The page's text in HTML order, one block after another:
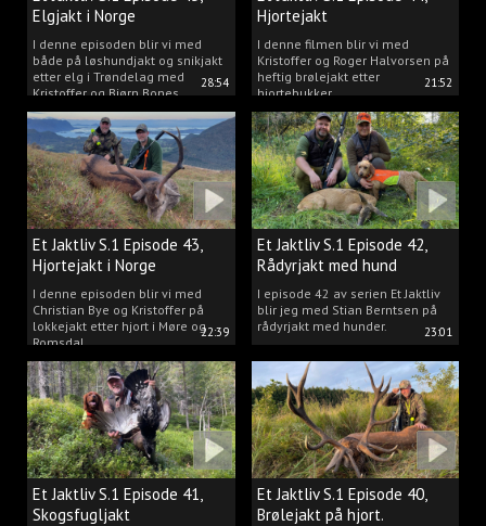
28:54
Elgjakt i Norge
I denne episoden blir vi med
både på løshundjakt og snikjakt
etter elg i Trøndelag med
Kristoffer og Bjørn Bones
21:52
Hjortejakt
I denne filmen blir vi med
Kristoffer og Roger Halvorsen på
heftig brølejakt etter
hjortebukker.
22:39
Et Jaktliv S.1 Episode 43,
Hjortejakt i Norge
I denne episoden blir vi med
Christian Bye og Kristoffer på
lokkejakt etter hjort i Møre og
Romsdal.
23:01
Et Jaktliv S.1 Episode 42,
Rådyrjakt med hund
I episode 42 av serien Et Jaktliv
blir jeg med Stian Berntsen på
rådyrjakt med hunder.
Et Jaktliv S.1 Episode 41,
Skogsfugljakt
Et Jaktliv S.1 Episode 40,
Brølejakt på hjort.